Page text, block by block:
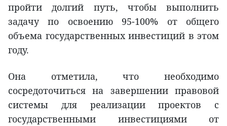
пройти долгий путь, чтобы выполнить
задачу по освоению 95-100% от общего
объема государственных инвестиций в этом
году.
Она отметила, что необходимо
сосредоточиться на завершении правовой
системы для реализации проектов с
государственными инвестициями от